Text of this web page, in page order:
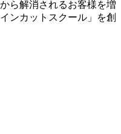
ら解消されるお客様を増
ンカットスクール」を創